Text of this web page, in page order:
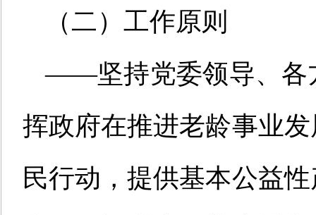
（二）工作原则
——坚持党委领导、各
挥政府在推进老龄事业
民行动，提供基本公益